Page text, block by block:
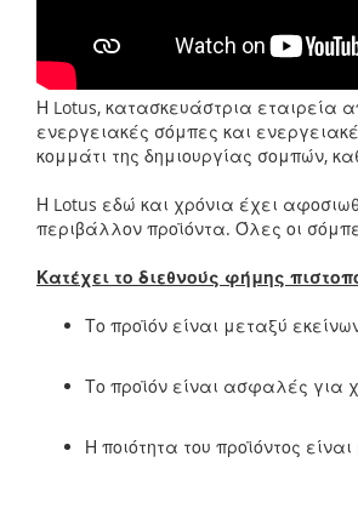
Η Lotus, κατασκευάστρια εταιρεία
ενεργειακές σόμπες και
κομμάτι της δημιουργίας σομπών,
Η Lotus εδώ και χρόνια έχει
περιβάλλον προϊόντα. Όλες οι
Κατέχει το διεθνούς φήμης
Το προϊόν είναι μεταξύ
Το προϊόν είναι ασφαλές για
Η ποιότητα του προϊόντος